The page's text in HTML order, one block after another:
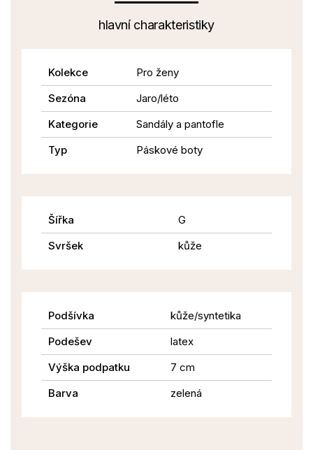
hlavní charakteristiky
Kolekce
Pro ženy
Sezóna
Jaro/léto
Kategorie
Sandály a pantofle
Typ
Páskové boty
Šířka
G
Svršek
kůže
Podšívka
kůže/syntetika
Podešev
latex
Výška podpatku
7 cm
Barva
zelená